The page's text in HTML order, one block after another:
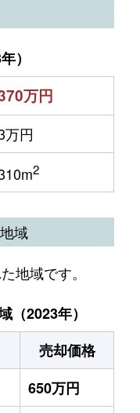
）
万円
万円
2
域
地域です。
（2023年）
売却価格
650万円